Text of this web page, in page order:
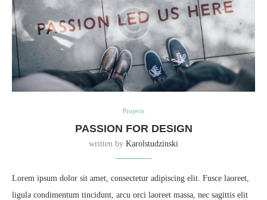
Projects
PASSION FOR DESIGN
written by Karolstudzinski
Lorem ipsum dolor sit amet, consectetur adipiscing elit. Fusce laoreet,
ligula condimentum tincidunt, arcu orci laoreet massa, nec sagittis elit